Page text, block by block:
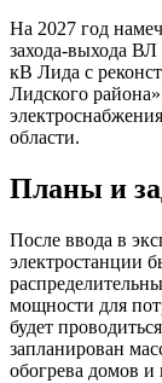
На 2027 год
захода-выхода
кВ Лида с
Лидского
области.
Планы и
После ввода в
электростанции
мощности для
будет
запланирован
обогрева домов